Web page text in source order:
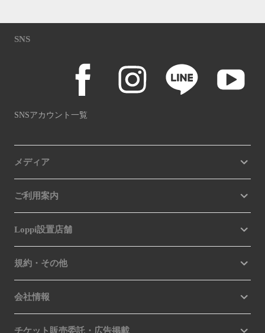
SNS
SNSアカウント一覧
メディア
ご利用案内
Loppi設置店舗
規約・その他
会社情報
チケット販売委託・広告掲載